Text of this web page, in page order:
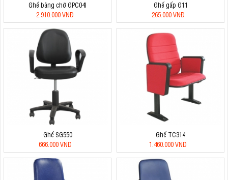
Ghế băng chờ GPC04I
2.910.000 VNĐ
Ghế gấp G11
265.000 VNĐ
Ghế SG550
666.000 VNĐ
Ghế TC314
1.460.000 VNĐ